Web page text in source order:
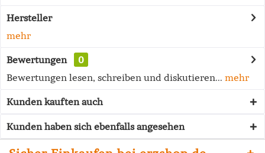
Hersteller
mehr
Bewertungen
0
Bewertungen lesen, schreiben und diskutieren... mehr
Kunden kauften auch
Kunden haben sich ebenfalls angesehen